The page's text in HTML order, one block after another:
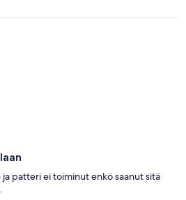
ja patteri ei toiminut enkö saanut sitä